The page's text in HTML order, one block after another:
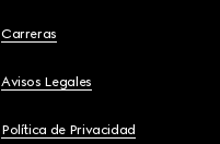
Carreras
Avisos Legales
Política de Privacidad